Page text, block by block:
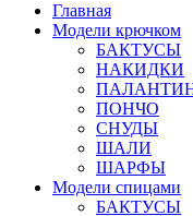
Главная
Модели крючком
БАКТУСЫ
НАКИДКИ
ПОНЧО
СНУДЫ
ШАЛИ
ШАРФЫ
Модели спицами
БАКТУСЫ